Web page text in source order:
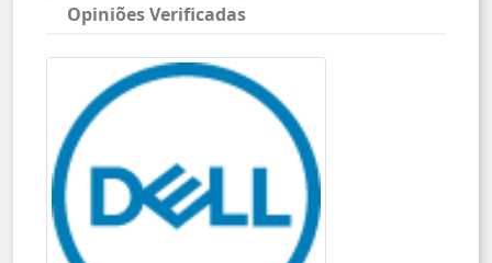
Opiniões Verificadas